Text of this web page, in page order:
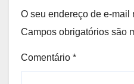
O seu endereço de e-mail
Campos obrigatórios são
Comentário *